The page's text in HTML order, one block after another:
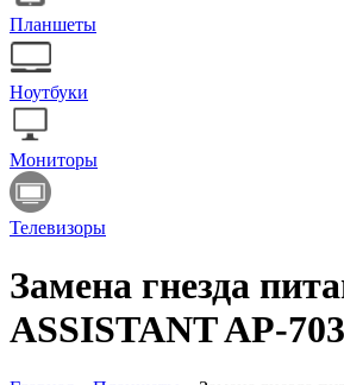
Планшеты
Ноутбуки
Мониторы
Телевизоры
Замена гнезда
ASSISTANT AP-703